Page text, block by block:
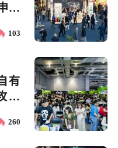
103
有
略
260